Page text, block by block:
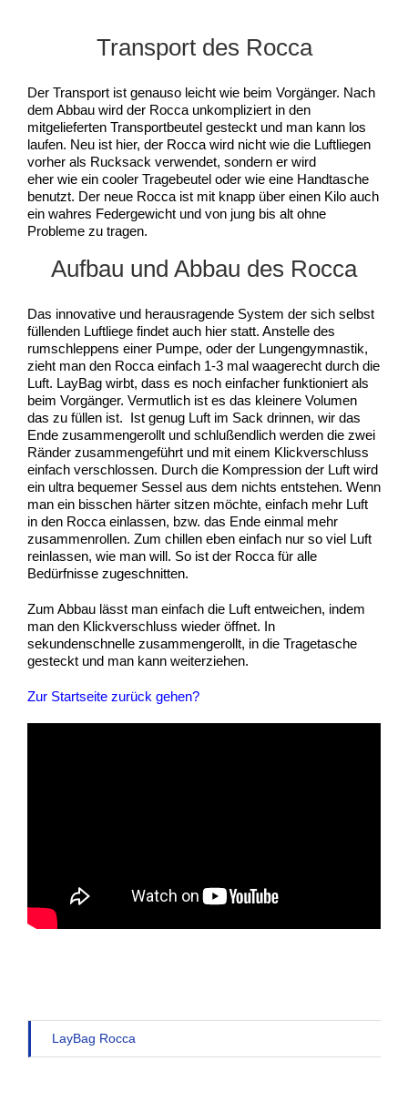
Transport des Rocca
Der Transport ist genauso leicht wie beim Vorgänger. Nach
dem Abbau wird der Rocca unkompliziert in den
mitgelieferten Transportbeutel gesteckt und man kann los
laufen. Neu ist hier, der Rocca wird nicht wie die Luftliegen
vorher als Rucksack verwendet, sondern er wird
eher wie ein cooler Tragebeutel oder wie eine Handtasche
benutzt. Der neue Rocca ist mit knapp über einen Kilo auch
ein wahres Federgewicht und von jung bis alt ohne
Probleme zu tragen.
Aufbau und Abbau des Rocca
Das innovative und herausragende System der sich selbst
füllenden Luftliege findet auch hier statt. Anstelle des
rumschleppens einer Pumpe, oder der Lungengymnastik,
zieht man den Rocca einfach 1-3 mal waagerecht durch die
Luft. LayBag wirbt, dass es noch einfacher funktioniert als
beim Vorgänger. Vermutlich ist es das kleinere Volumen
das zu füllen ist. Ist genug Luft im Sack drinnen, wir das
Ende zusammengerollt und schlußendlich werden die zwei
Ränder zusammengeführt und mit einem Klickverschluss
einfach verschlossen. Durch die Kompression der Luft wird
ein ultra bequemer Sessel aus dem nichts entstehen. Wenn
man ein bisschen härter sitzen möchte, einfach mehr Luft
in den Rocca einlassen, bzw. das Ende einmal mehr
zusammenrollen. Zum chillen eben einfach nur so viel Luft
reinlassen, wie man will. So ist der Rocca für alle
Bedürfnisse zugeschnitten.
Zum Abbau lässt man einfach die Luft entweichen, indem
man den Klickverschluss wieder öffnet. In
sekundenschnelle zusammengerollt, in die Tragetasche
gesteckt und man kann weiterziehen.
Zur Startseite zurück gehen?
LayBag Rocca